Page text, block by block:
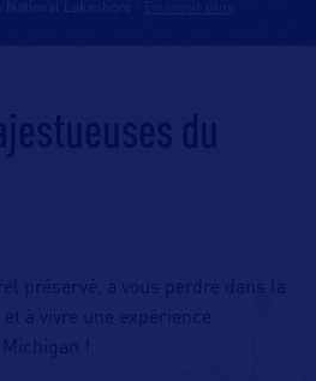
du
préservé, à vous perdre dans la
à vivre une expérience
!